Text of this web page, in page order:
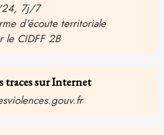
7j/7
d'écoute territoriale
le CIDFF 2B
traces sur Internet